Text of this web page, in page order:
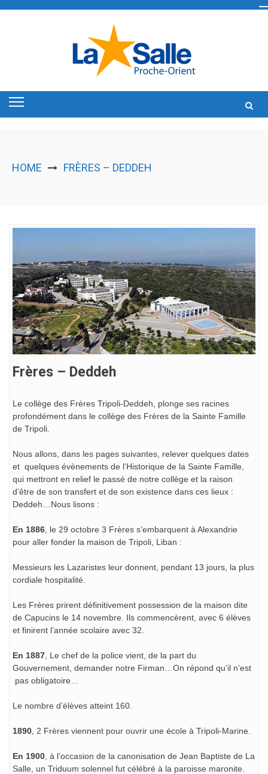
HOME FRÈRES – DEDDEH
Frères – Deddeh
Le collège des Frères Tripoli-Deddeh, plonge ses racines
profondément dans le collège des Frères de la Sainte Famille
de Tripoli.
Nous allons, dans les pages suivantes, relever quelques dates
et quelques évènements de l’Historique de la Sainte Famille,
qui mettront en relief le passé de notre collège et la raison
d’être de son transfert et de son existence dans ces lieux :
Deddeh…Nous lisons :
En 1886 , le 29 octobre 3 Frères s’embarquent à Alexandrie
pour aller fonder la maison de Tripoli, Liban :
Messieurs les Lazaristes leur donnent, pendant 13 jours, la plus
cordiale hospitalité.
Les Frères prirent définitivement possession de la maison dite
de Capucins le 14 novembre. Ils commencèrent, avec 6 élèves
et finirent l’année scolaire avec 32.
En 1887 , Le chef de la police vient, de la part du
Gouvernement, demander notre Firman…On répond qu’il n’est
pas obligatoire…
Le nombre d’élèves atteint 160.
1890 , 2 Frères viennent pour ouvrir une école à Tripoli-Marine.
En 1900 , à l’occasion de la canonisation de Jean Baptiste de La
Salle, un Triduum solennel fut célébré à la paroisse maronite.